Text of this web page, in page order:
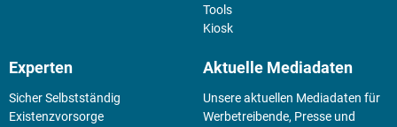
Tools
Kiosk
Experten
Sicher Selbstständig
Existenz­vorsorge
Aktuelle Mediadaten
Unsere aktuellen Mediadaten für
Werbetreibende, Presse und